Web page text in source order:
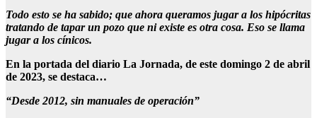
Todo esto se ha sabido; que ahora queramos jugar a los hipócritas
tratando de tapar un pozo que ni existe es otra cosa. Eso se llama
jugar a los cínicos.
En la portada del diario La Jornada, de este domingo 2 de abril
de 2023, se destaca…
“Desde 2012, sin manuales de operación”